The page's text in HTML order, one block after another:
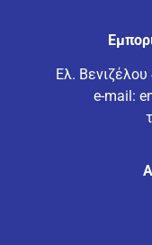
Ελ.
e-mail: